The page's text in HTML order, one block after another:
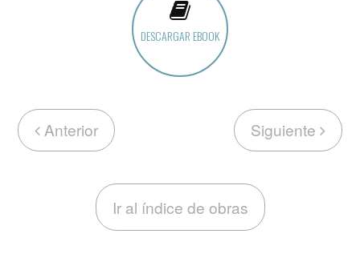
DESCARGAR EBOOK
Anterior Siguiente
Ir al índice de obras